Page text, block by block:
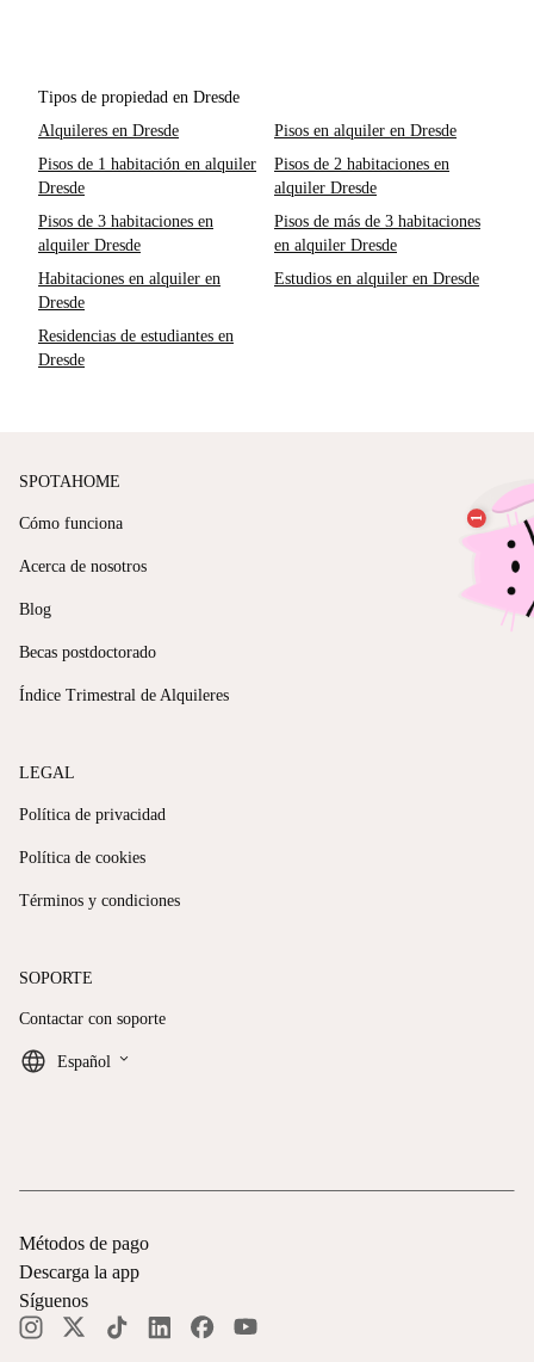
Tipos de propiedad en Dresde
Alquileres en Dresde
Pisos en alquiler en Dresde
Pisos de 1 habitación en alquiler
Dresde
Pisos de 2 habitaciones en
alquiler Dresde
Pisos de 3 habitaciones en
alquiler Dresde
Pisos de más de 3 habitaciones
en alquiler Dresde
Habitaciones en alquiler en
Dresde
Estudios en alquiler en Dresde
Residencias de estudiantes en
Dresde
SPOTAHOME
Cómo funciona
Acerca de nosotros
Blog
Becas postdoctorado
Índice Trimestral de Alquileres
LEGAL
Política de privacidad
Política de cookies
Términos y condiciones
SOPORTE
Contactar con soporte
Español keyboard_arrow_down
Métodos de pago
Descarga la app
Síguenos